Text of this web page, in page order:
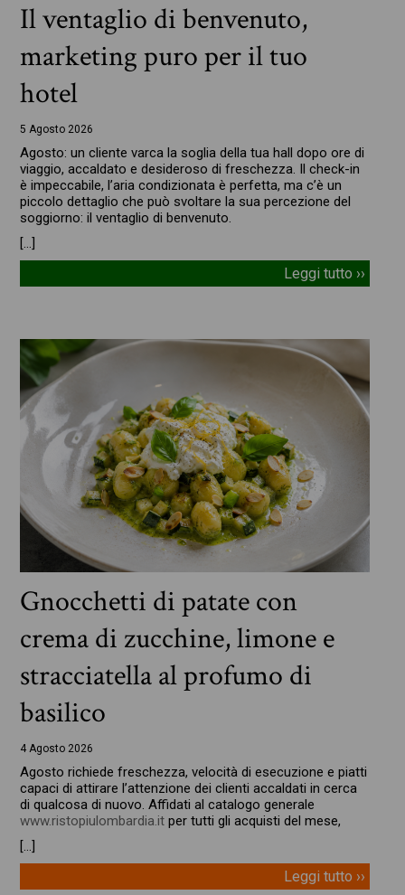
Il ventaglio di benvenuto,
marketing puro per il tuo
hotel
5 Agosto 2026
Agosto: un cliente varca la soglia della tua hall dopo ore di
viaggio, accaldato e desideroso di freschezza. Il check-in
è impeccabile, l’aria condizionata è perfetta, ma c’è un
piccolo dettaglio che può svoltare la sua percezione del
soggiorno: il ventaglio di benvenuto.
[…]
Leggi tutto ››
Gnocchetti di patate con
crema di zucchine, limone e
stracciatella al profumo di
basilico
4 Agosto 2026
Agosto richiede freschezza, velocità di esecuzione e piatti
capaci di attirare l’attenzione dei clienti accaldati in cerca
di qualcosa di nuovo. Affidati al catalogo generale
www.ristopiulombardia.itper tutti gli acquisti del mese,
[…]
Leggi tutto ››